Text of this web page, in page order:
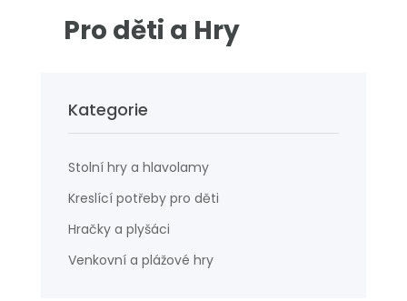
Pro děti a Hry
Kategorie
Stolní hry a hlavolamy
Kreslící potřeby pro děti
Hračky a plyšáci
Venkovní a plážové hry